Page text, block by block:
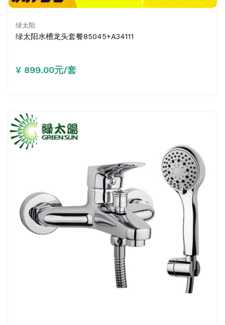
绿太阳
绿太阳水槽龙头套餐85045+A34111
¥ 899.00元/套